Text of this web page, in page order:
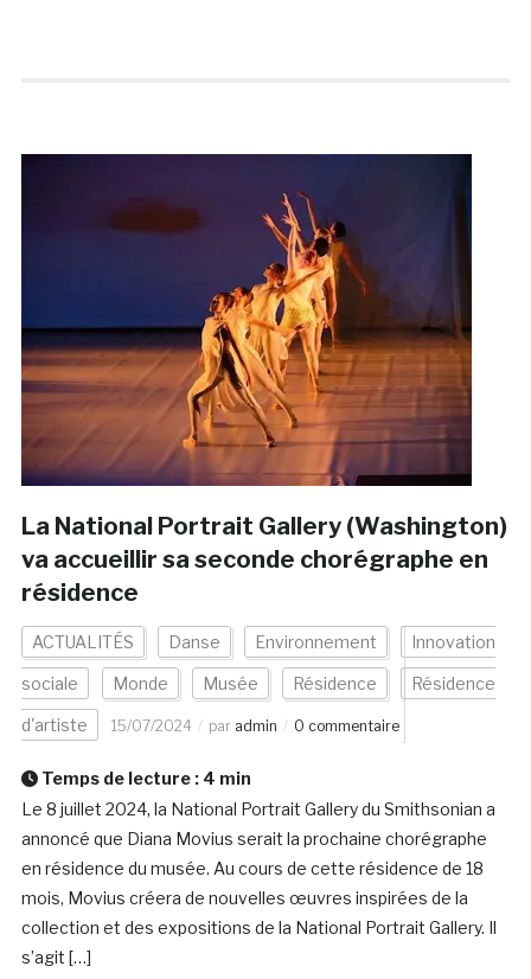
La National Portrait Gallery (Washington)
va accueillir sa seconde chorégraphe en
résidence
ACTUALITÉS Danse Environnement Innovation
sociale Monde Musée Résidence Résidence
d'artiste 15/07/2024 par admin 0 commentaire
Temps de lecture : 4 min
Le 8 juillet 2024, la National Portrait Gallery du Smithsonian a
annoncé que Diana Movius serait la prochaine chorégraphe
en résidence du musée. Au cours de cette résidence de 18
mois, Movius créera de nouvelles œuvres inspirées de la
collection et des expositions de la National Portrait Gallery. Il
s’agit […]